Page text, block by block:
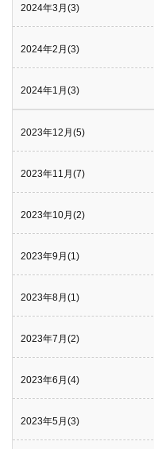
2024年3月(3)
2024年2月(3)
2024年1月(3)
2023年12月(5)
2023年11月(7)
2023年10月(2)
2023年9月(1)
2023年8月(1)
2023年7月(2)
2023年6月(4)
2023年5月(3)